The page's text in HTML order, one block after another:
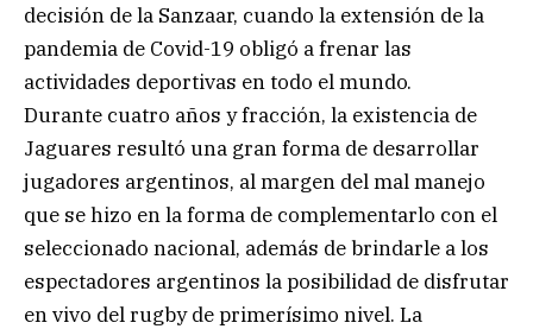
decisión de la Sanzaar, cuando la extensión de la
pandemia de Covid-19 obligó a frenar las
actividades deportivas en todo el mundo.
Durante cuatro años y fracción, la existencia de
Jaguares resultó una gran forma de desarrollar
jugadores argentinos, al margen del mal manejo
que se hizo en la forma de complementarlo con el
seleccionado nacional, además de brindarle a los
espectadores argentinos la posibilidad de disfrutar
en vivo del rugby de primerísimo nivel. La